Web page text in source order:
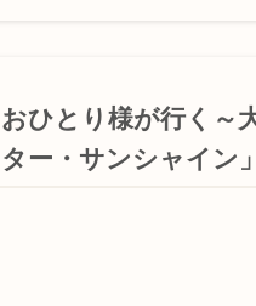
おひとり様が行く～
ター・サンシャイン